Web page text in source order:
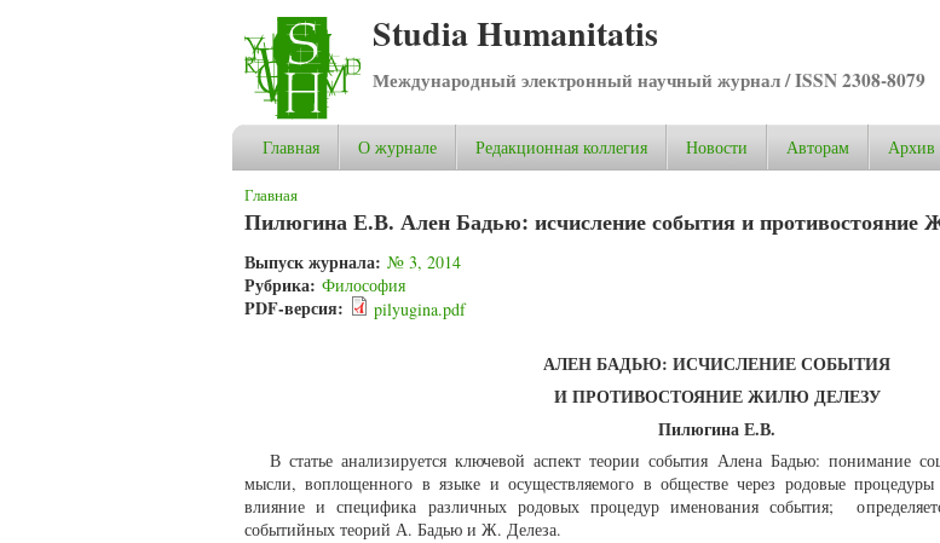
Studia Humanitatis
Международный электронный научный журнал / ISSN 2308-8079
Главная О журнале Редакционная коллегия Новости Авторам Архив
Вы здесь
Главная
Пилюгина Е.В. Ален Бадью: исчисление события и противостояние
Выпуск журнала: № 3, 2014
Рубрика: Философия
PDF-версия: pilyugina.pdf
АЛЕН БАДЬЮ: ИСЧИСЛЕНИЕ СОБЫТИЯ
И ПРОТИВОСТОЯНИЕ ЖИЛЮ ДЕЛЕЗУ
Пилюгина Е.В.
В статье анализируется ключевой аспект теории события Алена Бадью: понимание
мысли, воплощенного в языке и осуществляемого в обществе через родовые процедуры
влияние и специфика различных родовых процедур именования события;
событийных теорий А. Бадью и Ж. Делеза.